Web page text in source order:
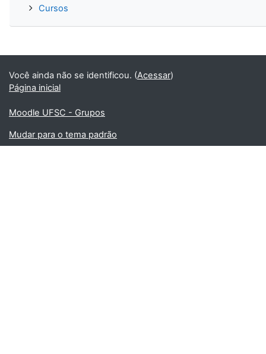
Cursos
Você ainda não se identificou. (Acessar)
Página inicial
Moodle UFSC - Grupos
Mudar para o tema padrão